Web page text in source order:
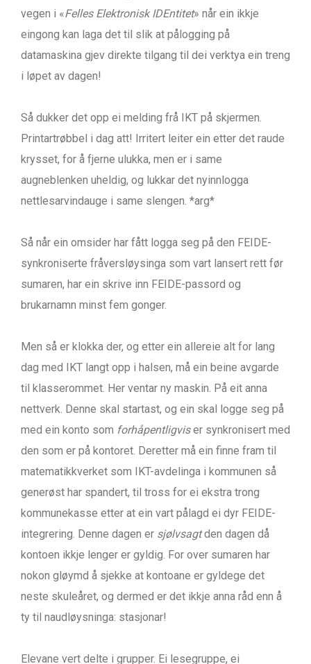
vegen i «Felles Elektronisk IDEntitet» når ein ikkje
eingong kan laga det til slik at pålogging på
datamaskina gjev direkte tilgang til dei verktya ein treng
i løpet av dagen!
Så dukker det opp ei melding frå IKT på skjermen.
Printartrøbbel i dag att! Irritert leiter ein etter det raude
krysset, for å fjerne ulukka, men er i same
augneblenken uheldig, og lukkar det nyinnlogga
nettlesarvindauge i same slengen. *arg*
Så når ein omsider har fått logga seg på den FEIDE-
synkroniserte fråversløysinga som vart lansert rett før
sumaren, har ein skrive inn FEIDE-passord og
brukarnamn minst fem gonger.
Men så er klokka der, og etter ein allereie alt for lang
dag med IKT langt opp i halsen, må ein beine avgarde
til klasserommet. Her ventar ny maskin. På eit anna
nettverk. Denne skal startast, og ein skal logge seg på
med ein konto som forhåpentligviser synkronisert med
den som er på kontoret. Deretter må ein finne fram til
matematikkverket som IKT-avdelinga i kommunen så
generøst har spandert, til tross for ei ekstra trong
kommunekasse etter at ein vart pålagd ei dyr FEIDE-
integrering. Denne dagen er sjølvsagtden dagen då
kontoen ikkje lenger er gyldig. For over sumaren har
nokon gløymd å sjekke at kontoane er gyldege det
neste skuleåret, og dermed er det ikkje anna råd enn å
ty til naudløysninga: stasjonar!
Elevane vert delte i grupper. Ei lesegruppe, ei